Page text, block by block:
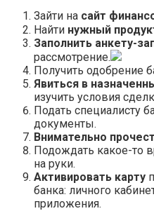
Зайти на сайт
Найти нужный
Заполнить анкету-
рассмотрение.
Получить одобрение
Явиться в
изучить условия
Подать специалисту
документы.
Внимательно
Подождать какое-то
на руки.
Активировать карту
банка: личного
приложения.